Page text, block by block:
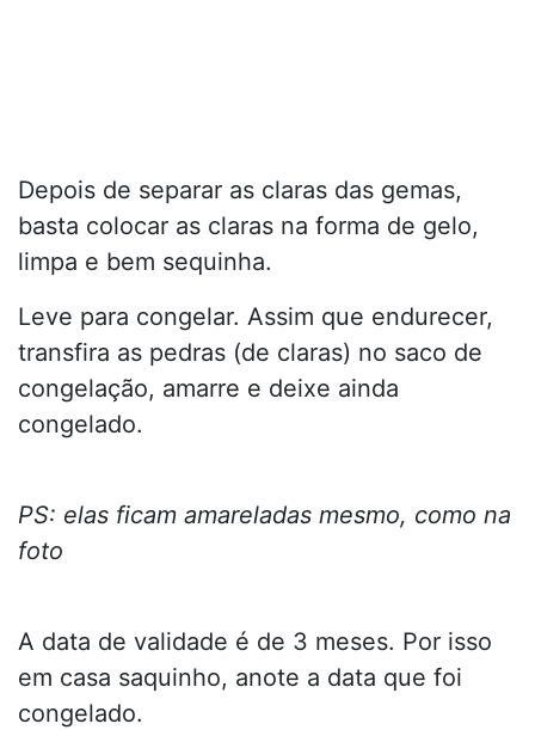
Depois de separar as claras das gemas,
basta colocar as claras na forma de gelo,
limpa e bem sequinha.
Leve para congelar. Assim que endurecer,
transfira as pedras (de claras) no saco de
congelação, amarre e deixe ainda
congelado.
PS: elas ficam amareladas mesmo, como na
foto
A data de validade é de 3 meses. Por isso
em casa saquinho, anote a data que foi
congelado.